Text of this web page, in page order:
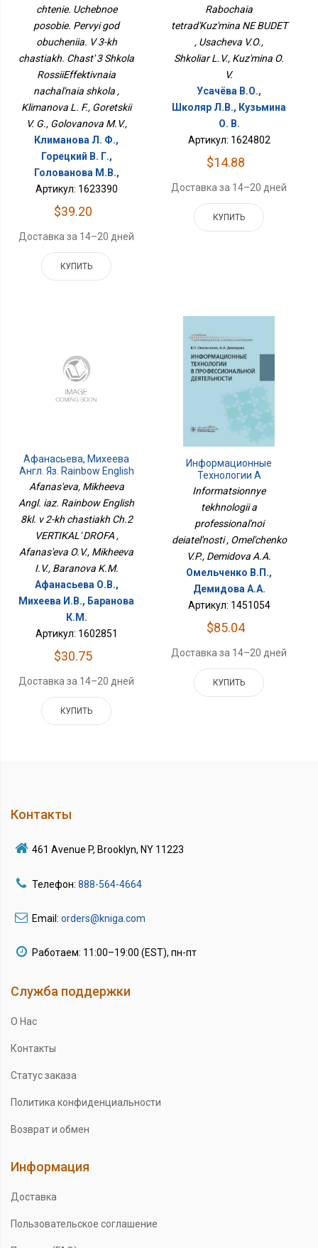
3-Х Частях. Часть 3
Школа
РоссииЭффективная
Начальная Школа
chtenie. Uchebnoe
posobie. Pervyi god
obucheniia. V 3-kh
chastiakh. Chast' 3 Shkola
RossiiEffektivnaia
nachal'naia shkola ,
Klimanova L. F., Goretskii
V. G., Golovanova M.V.,
Климанова Л. Ф.,
Горецкий В. Г.,
Голованова М.В.,
Артикул: 1623390
$39.20
Доставка за 14–20 дней
КУПИТЬ
Rabochaia
tetrad'Kuz'mina NE BUDET
, Usacheva V.O.,
Shkoliar L.V., Kuz'mina O.
V.
Усачёва В.О.,
Школяр Л.В., Кузьмина
О. В.
Артикул: 1624802
$14.88
Доставка за 14–20 дней
КУПИТЬ
Афанасьева, Михеева
Англ. Яз. Rainbow English
8кл. В 2-Х Частях Ч.2
ВЕРТИКАЛЬ ДРОФА
Afanas'eva, Mikheeva
Angl. iaz. Rainbow English
8kl. v 2-kh chastiakh Ch.2
VERTIKAL' DROFA ,
Afanas'eva O.V., Mikheeva
I.V., Baranova K.M.
Афанасьева О.В.,
Михеева И.В., Баранова
К.М.
Артикул: 1602851
$30.75
Доставка за 14–20 дней
КУПИТЬ
Информационные
Технологии А
Профессиональной
Деятельности
Informatsionnye
tekhnologii a
professional'noi
deiatel'nosti , Omel'chenko
V.P., Demidova A.A.
Омельченко В.П.,
Демидова А.А.
Артикул: 1451054
$85.04
Доставка за 14–20 дней
КУПИТЬ
Контакты
461 Avenue P, Brooklyn, NY 11223
Телефон: 888-564-4664
Email: orders@kniga.com
Работаем: 11:00–19:00 (EST), пн-пт
Служба поддержки
О Нас
Контакты
Статус заказа
Политика конфиденциальности
Возврат и обмен
Информация
Доставка
Пользовательское соглашение